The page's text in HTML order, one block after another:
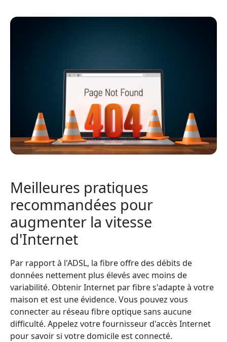
Meilleures pratiques
recommandées pour
augmenter la vitesse
d'Internet
Par rapport à l'ADSL, la fibre offre des débits de
données nettement plus élevés avec moins de
variabilité. Obtenir Internet par fibre s'adapte à votre
maison et est une évidence. Vous pouvez vous
connecter au réseau fibre optique sans aucune
difficulté. Appelez votre fournisseur d'accès Internet
pour savoir si votre domicile est connecté.